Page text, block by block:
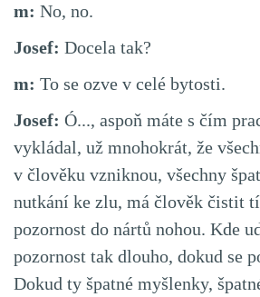
m: No, no.
Josef: Docela tak?
m: To se ozve v celé bytosti.
Josef: Ó..., aspoň máte s čím
vykládal, už mnohokrát, že
v člověku vzniknou, všechny
nutkání ke zlu, má člověk čistit
pozornost do nártů nohou. Kde
pozornost tak dlouho, dokud se
Dokud ty špatné myšlenky,